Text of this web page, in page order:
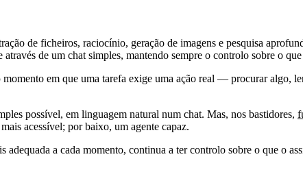
de ficheiros, raciocínio, geração de imagens e pesquisa
de um chat simples, mantendo sempre o controlo sobre o
em que uma tarefa exige uma ação real — procurar
possível, em linguagem natural num chat. Mas, nos bastidores,
acessível; por baixo, um agente capaz.
a cada momento, continua a ter controlo sobre o que o